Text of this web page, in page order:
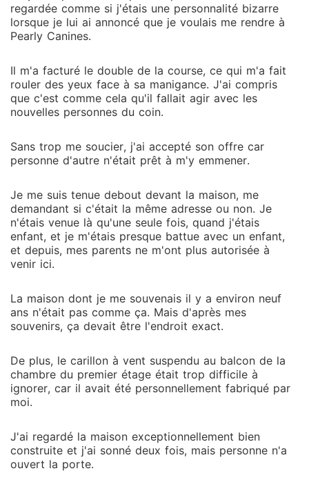
regardée comme si j'étais une personnalité bizarre
lorsque je lui ai annoncé que je voulais me rendre à
Pearly Canines.
Il m'a facturé le double de la course, ce qui m'a fait
rouler des yeux face à sa manigance. J'ai compris
que c'est comme cela qu'il fallait agir avec les
nouvelles personnes du coin.
Sans trop me soucier, j'ai accepté son offre car
personne d'autre n'était prêt à m'y emmener.
Je me suis tenue debout devant la maison, me
demandant si c'était la même adresse ou non. Je
n'étais venue là qu'une seule fois, quand j'étais
enfant, et je m'étais presque battue avec un enfant,
et depuis, mes parents ne m'ont plus autorisée à
venir ici.
La maison dont je me souvenais il y a environ neuf
ans n'était pas comme ça. Mais d'après mes
souvenirs, ça devait être l'endroit exact.
De plus, le carillon à vent suspendu au balcon de la
chambre du premier étage était trop difficile à
ignorer, car il avait été personnellement fabriqué par
moi.
J'ai regardé la maison exceptionnellement bien
construite et j'ai sonné deux fois, mais personne n'a
ouvert la porte.